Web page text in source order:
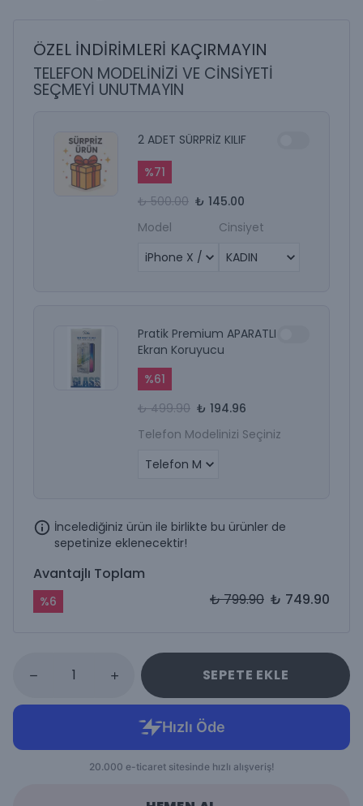
ÖZEL İNDİRİMLERİ KAÇIRMAYIN
TELEFON MODELİNİZİ VE CİNSİYETİ
SEÇMEYİ UNUTMAYIN
2 ADET SÜRPRİZ KILIF
%71
₺ 500.00 ₺ 145.00
Model
Cinsiyet
Pratik Premium APARATLI
Ekran Koruyucu
%61
₺ 499.90 ₺ 194.96
Telefon Modelinizi Seçiniz
İncelediğiniz ürün ile birlikte bu ürünler de
sepetinize eklenecektir!
Avantajlı Toplam
%6 ₺ 799.90 ₺ 749.90
SEPETE EKLE